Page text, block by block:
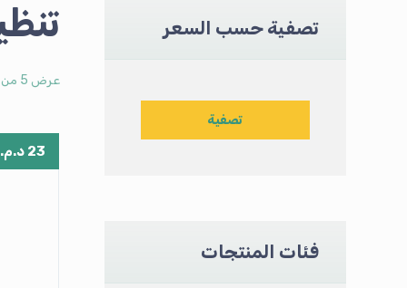
عرض ⁦5⁩ من كل النتائج
23 د.م.
تصفية حسب السعر
تصفية
فئات المنتجات